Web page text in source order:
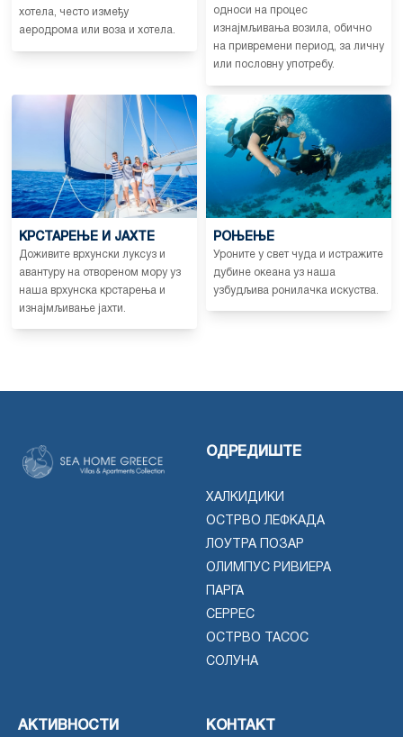
хотела, често између
аеродрома или воза и хотела.
односи на процес
изнајмљивања возила, обично
на привремени период, за личну
или пословну употребу.
КРСТАРЕЊЕ И ЈАХТЕ
Доживите врхунски луксуз и
авантуру на отвореном мору уз
наша врхунска крстарења и
изнајмљивање јахти.
РОЊЕЊЕ
Уроните у свет чуда и истражите
дубине океана уз наша
узбудљива ронилачка искуства.
ОДРЕДИШТЕ
ХАЛКИДИКИ
ОСТРВО ЛЕФКАДА
ЛОУТРА ПОЗАР
ОЛИМПУС РИВИЕРА
ПАРГА
СЕРРЕС
ОСТРВО ТАСОС
СОЛУНА
АКТИВНОСТИ КОНТАКТ